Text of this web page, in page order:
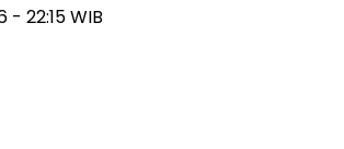
- 22:15 WIB